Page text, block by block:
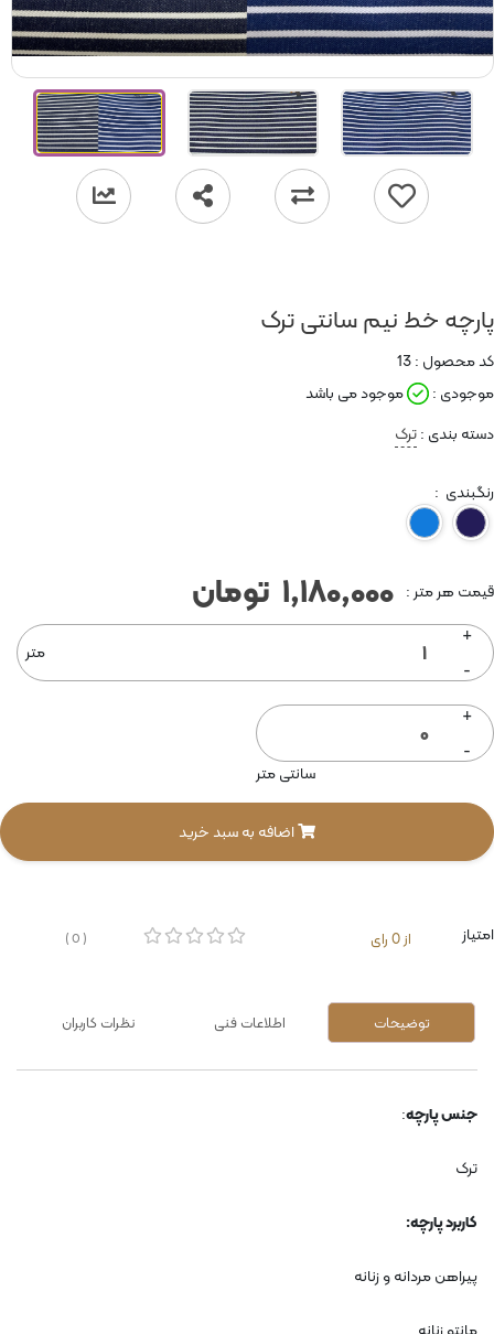
پارچه خط نیم سانتی ترک
کد محصول :13
موجودی :
موجود می باشد
دسته بندی :ترک
رنگبندی :
سرمه
آبی
قیمت هر متر : 1,180,000 تومان
-
+
متر
-
+
سانتی متر
اضافه به سبد خرید
امتیاز از 0 رای ( 0 )
توضیحات اطلاعات فنی نظرات کاربران
جنس پارچه:
ترک
کاربرد پارچه:
پیراهن مردانه و زنانه